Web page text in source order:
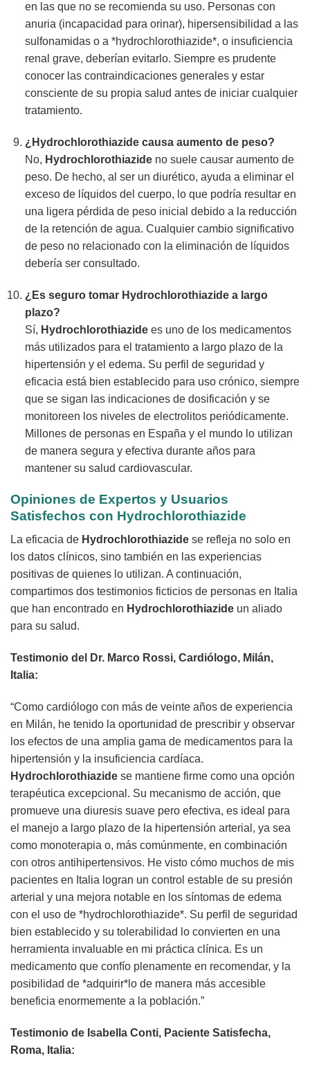
en las que no se recomienda su uso. Personas con
anuria (incapacidad para orinar), hipersensibilidad a las
sulfonamidas o a *hydrochlorothiazide*, o insuficiencia
renal grave, deberían evitarlo. Siempre es prudente
conocer las contraindicaciones generales y estar
consciente de su propia salud antes de iniciar cualquier
tratamiento.
¿ Hydrochlorothiazidecausa aumento de peso?
No, Hydrochlorothiazideno suele causar aumento de
peso. De hecho, al ser un diurético, ayuda a eliminar el
exceso de líquidos del cuerpo, lo que podría resultar en
una ligera pérdida de peso inicial debido a la reducción
de la retención de agua. Cualquier cambio significativo
de peso no relacionado con la eliminación de líquidos
debería ser consultado.
¿Es seguro tomar Hydrochlorothiazidea largo
plazo?
Sí, Hydrochlorothiazidees uno de los medicamentos
más utilizados para el tratamiento a largo plazo de la
hipertensión y el edema. Su perfil de seguridad y
eficacia está bien establecido para uso crónico, siempre
que se sigan las indicaciones de dosificación y se
monitoreen los niveles de electrolitos periódicamente.
Millones de personas en España y el mundo lo utilizan
de manera segura y efectiva durante años para
mantener su salud cardiovascular.
Opiniones de Expertos y Usuarios
Satisfechos con Hydrochlorothiazide
La eficacia de Hydrochlorothiazide se refleja no solo en
los datos clínicos, sino también en las experiencias
positivas de quienes lo utilizan. A continuación,
compartimos dos testimonios ficticios de personas en Italia
que han encontrado en Hydrochlorothiazide un aliado
para su salud.
Testimonio del Dr. Marco Rossi, Cardiólogo, Milán,
Italia:
“Como cardiólogo con más de veinte años de experiencia
en Milán, he tenido la oportunidad de prescribir y observar
los efectos de una amplia gama de medicamentos para la
hipertensión y la insuficiencia cardíaca.
Hydrochlorothiazide se mantiene firme como una opción
terapéutica excepcional. Su mecanismo de acción, que
promueve una diuresis suave pero efectiva, es ideal para
el manejo a largo plazo de la hipertensión arterial, ya sea
como monoterapia o, más comúnmente, en combinación
con otros antihipertensivos. He visto cómo muchos de mis
pacientes en Italia logran un control estable de su presión
arterial y una mejora notable en los síntomas de edema
con el uso de *hydrochlorothiazide*. Su perfil de seguridad
bien establecido y su tolerabilidad lo convierten en una
herramienta invaluable en mi práctica clínica. Es un
medicamento que confío plenamente en recomendar, y la
posibilidad de *adquirir*lo de manera más accesible
beneficia enormemente a la población.”
Testimonio de Isabella Conti, Paciente Satisfecha,
Roma, Italia: